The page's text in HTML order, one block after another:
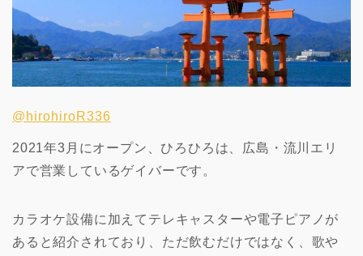
@hirohiroR336
2021年3月にオープン、ひろひろは、広島・流川エリ
アで営業しているゲイバーです。
カラオケ設備に加えてテレキャスターや電子ピアノが
あると紹介されており、ただ飲むだけではなく、歌や